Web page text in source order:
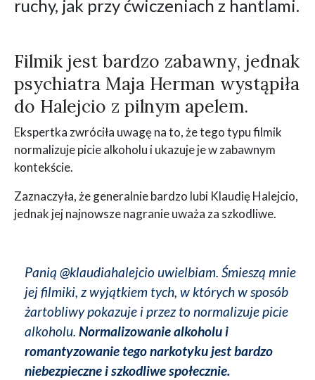
ruchy, jak przy ćwiczeniach z hantlami.
Filmik jest bardzo zabawny, jednak
psychiatra Maja Herman wystąpiła
do Halejcio z pilnym apelem.
Ekspertka zwróciła uwagę na to, że tego typu filmik
normalizuje picie alkoholu i ukazuje je w zabawnym
kontekście.
Zaznaczyła, że generalnie bardzo lubi Klaudię Halejcio,
jednak jej najnowsze nagranie uważa za szkodliwe.
Panią @klaudiahalejcio uwielbiam. Śmieszą mnie
jej filmiki, z wyjątkiem tych, w których w sposób
żartobliwy pokazuje i przez to normalizuje picie
alkoholu. Normalizowanie alkoholu i
romantyzowanie tego narkotyku jest bardzo
niebezpieczne i szkodliwe społecznie.